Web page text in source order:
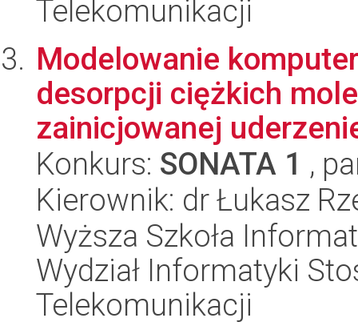
Telekomunikacji
Modelowanie
desorpcji ciężkich
zainicjowanej
Konkurs: SONATA 1 ,
Kierownik: dr Łukasz
Wyższa Szkoła
Wydział Informatyki
Telekomunikacji